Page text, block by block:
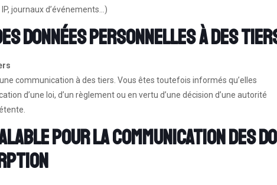
journaux d’événements…)
données personnelles à des
communication à des tiers. Vous êtes toutefois informés qu’elles
d’une loi, d’un règlement ou en vertu d’une décision d’une autorité
pour la communication des